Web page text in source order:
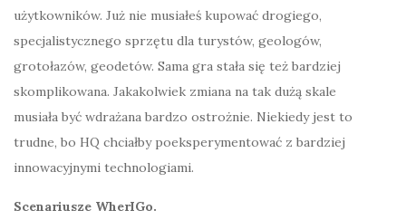
użytkowników. Już nie musiałeś kupować drogiego,
specjalistycznego sprzętu dla turystów, geologów,
grotołazów, geodetów. Sama gra stała się też bardziej
skomplikowana. Jakakolwiek zmiana na tak dużą skale
musiała być wdrażana bardzo ostrożnie. Niekiedy jest to
trudne, bo HQ chciałby poeksperymentować z bardziej
innowacyjnymi technologiami.
Scenariusze WherIGo.